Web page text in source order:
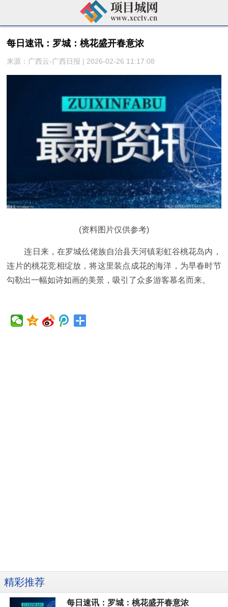
每日速讯：罗城：桃花盛开春意浓
来源：广西云-广西日报 | 2026-02-26 11:17:08
(资料图片仅供参考)
连日来，在罗城仫佬族自治县天河镇彩虹谷桃花岛内，
连片的桃花竞相绽放，将这里装点成花的海洋，为早春时节
勾勒出一幅如诗如画的美景，吸引了众多游客慕名而来。
精彩推荐
每日速讯：罗城：桃花盛开春意浓